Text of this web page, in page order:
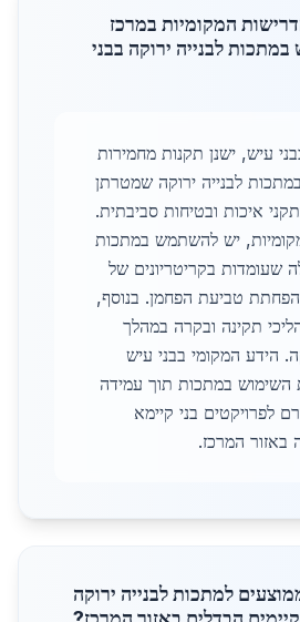
המקומיות במרכז
במתכות לבנייה ירוקה בבני
עיש, ישנן תקנות מחמירות
לבנייה ירוקה שמטרתן
איכות ובטיחות סביבתית.
יש להשתמש במתכות
שעומדות בקריטריונים של
טביעת הפחמן. בנוסף,
תקינה ובקרה במהלך
הידע המקומי בבני עיש
השימוש במתכות תוך עמידה
לפרויקטים בני קיימא
באזור המרכז.
למתכות לבנייה ירוקה